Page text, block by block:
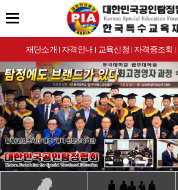
재단소개 | 자격안내 | 교육신청 | 자격증조회 |